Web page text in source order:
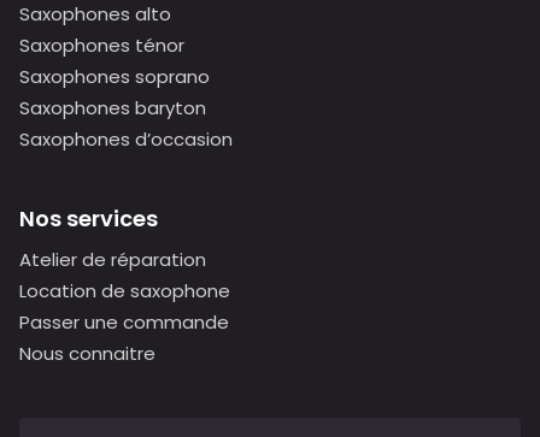
Saxophones alto
Saxophones ténor
Saxophones soprano
Saxophones baryton
Saxophones d’occasion
Nos services
Atelier de réparation
Location de saxophone
Passer une commande
Nous connaitre